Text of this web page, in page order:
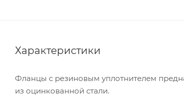
Характеристики
Фланцы с резиновым уплотнителем
из оцинкованной стали.